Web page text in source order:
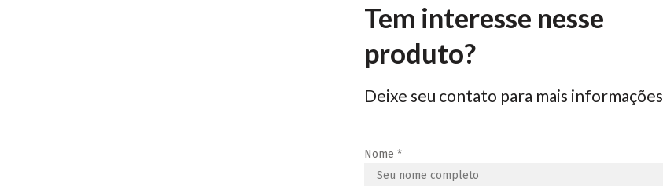
Tem interesse nesse
produto?
Deixe seu contato para mais informações
Nome *